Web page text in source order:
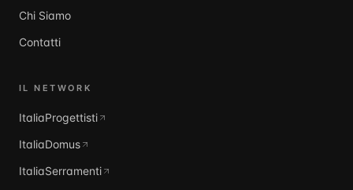
Chi Siamo
Contatti
IL NETWORK
ItaliaProgettisti
ItaliaDomus
ItaliaSerramenti